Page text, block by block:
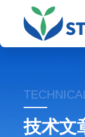
技术文